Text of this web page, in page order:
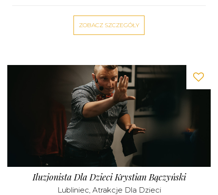
ZOBACZ SZCZEGÓŁY
Iluzjonista Dla Dzieci Krystian Bączyński
Lubliniec, Atrakcje Dla Dzieci